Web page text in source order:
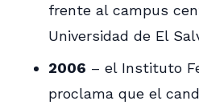
frente al campus
Universidad de El
2006 – el Instituto
proclama que el